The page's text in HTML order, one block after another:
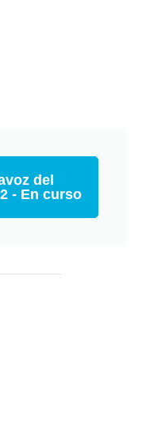
del
- En curso